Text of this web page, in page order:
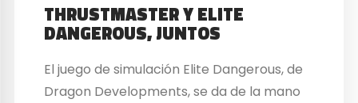
THRUSTMASTER Y ELITE
DANGEROUS, JUNTOS
El juego de simulación Elite Dangerous, de
Dragon Developments, se da de la mano